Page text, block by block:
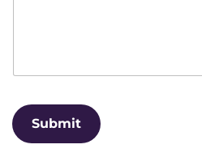
Submit